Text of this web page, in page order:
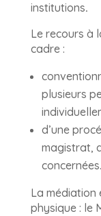
institutions.
Le recours à
cadre :
plusieurs
d’une
magistrat,
concernées.
La médiation
physique : le